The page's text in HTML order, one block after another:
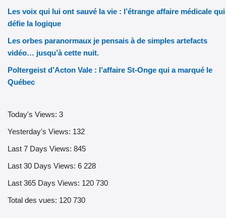
Les voix qui lui ont sauvé la vie : l’étrange affaire médicale qui
défie la logique
Les orbes paranormaux je pensais à de simples artefacts
vidéo… jusqu’à cette nuit.
Poltergeist d’Acton Vale : l’affaire St-Onge qui a marqué le
Québec
Today's Views: 3
Yesterday's Views: 132
Last 7 Days Views: 845
Last 30 Days Views: 6 228
Last 365 Days Views: 120 730
Total des vues: 120 730